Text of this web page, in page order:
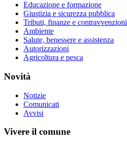
Educazione e formazione
Giustizia e sicurezza pubblica
Tributi, finanze e contravvenzioni
Ambiente
Salute, benessere e assistenza
Autorizzazioni
Agricoltura e pesca
Novità
Notizie
Comunicati
Avvisi
Vivere il comune